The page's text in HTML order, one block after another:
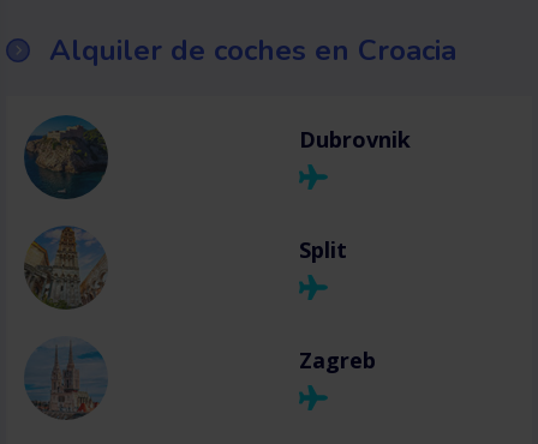
Alquiler de coches en Croacia
Dubrovnik
Split
Zagreb